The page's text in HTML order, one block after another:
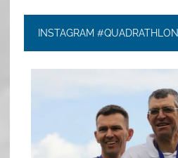
INSTAGRAM #QUADRATHLON